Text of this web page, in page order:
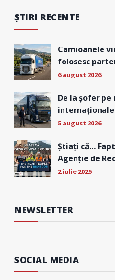
ȘTIRI RECENTE
Camioanele
folosesc
6 august 2026
De la șofer
5 august 2026
Știați că…
Agenție de
2 iulie 2026
NEWSLETTER
SOCIAL MEDIA